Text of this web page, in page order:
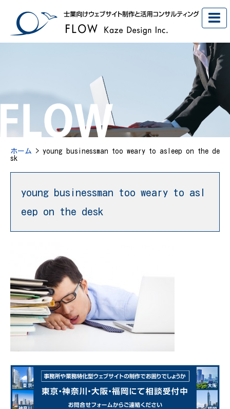
ホーム > young businessman too weary to asleep on the de
sk
young businessman too weary to asl
eep on the desk